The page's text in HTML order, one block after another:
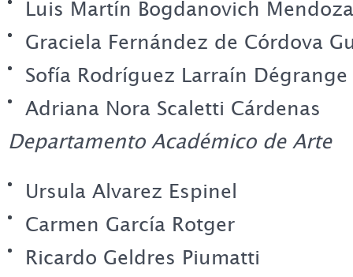
Luis Martín Bogdanovich Mendoza
Graciela Fernández de Córdova
Sofía Rodríguez Larraín Dégrange
Adriana Nora Scaletti Cárdenas
Departamento Académico de Arte
Ursula Alvarez Espinel
Carmen García Rotger
Ricardo Geldres Piumatti